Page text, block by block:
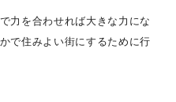
力を合わせれば大きな力にな
で住みよい街にするために行